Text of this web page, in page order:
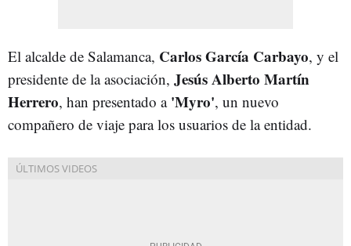
El alcalde de Salamanca, Carlos García Carbayo, y el
presidente de la asociación, Jesús Alberto Martín
Herrero, han presentado a 'Myro', un nuevo
compañero de viaje para los usuarios de la entidad.